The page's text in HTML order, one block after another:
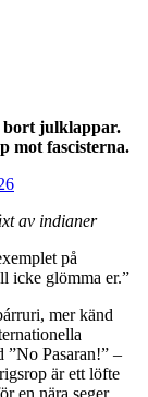
bort julklappar.
mot fascisterna.
av indianer
på
icke glömma er.”
mer känd
Pasaran!” –
är ett löfte